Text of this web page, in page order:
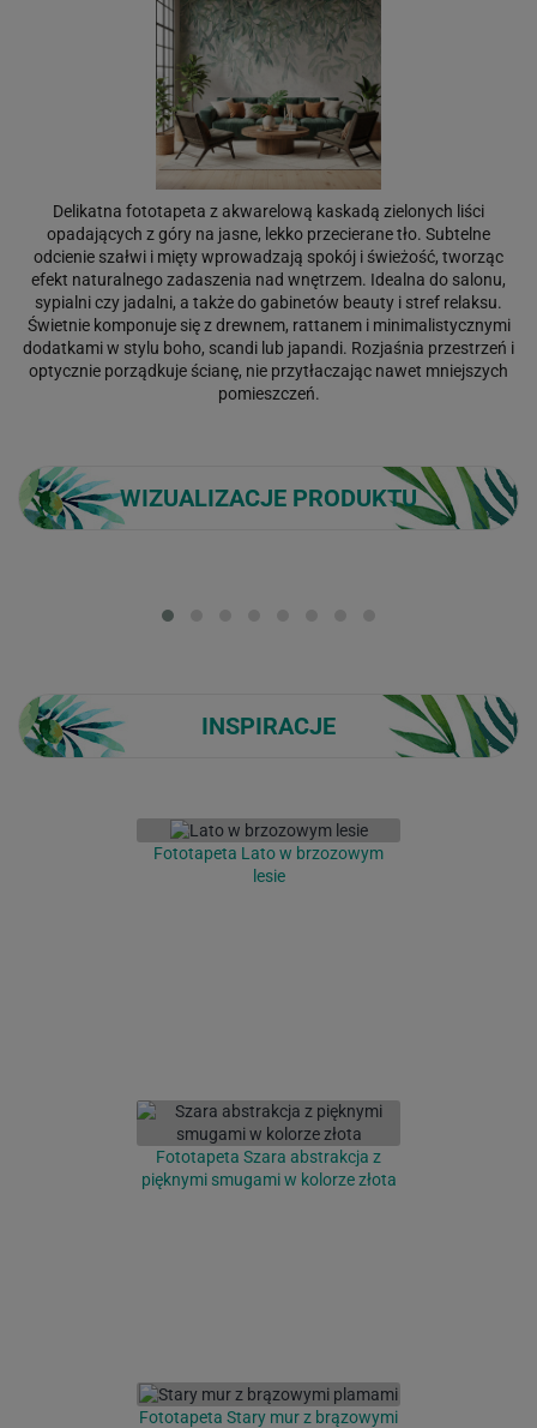
Delikatna fototapeta z akwarelową kaskadą zielonych liści
opadających z góry na jasne, lekko przecierane tło. Subtelne
odcienie szałwi i mięty wprowadzają spokój i świeżość, tworząc
efekt naturalnego zadaszenia nad wnętrzem. Idealna do salonu,
sypialni czy jadalni, a także do gabinetów beauty i stref relaksu.
Świetnie komponuje się z drewnem, rattanem i minimalistycznymi
dodatkami w stylu boho, scandi lub japandi. Rozjaśnia przestrzeń i
optycznie porządkuje ścianę, nie przytłaczając nawet mniejszych
pomieszczeń.
WIZUALIZACJE PRODUKTU
INSPIRACJE
Fototapeta Lato w brzozowym
lesie
Fototapeta Szara abstrakcja z
pięknymi smugami w kolorze złota
Fototapeta Stary mur z brązowymi